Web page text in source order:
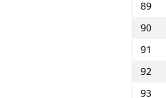
89
90
91
92
93
66
67
68
69